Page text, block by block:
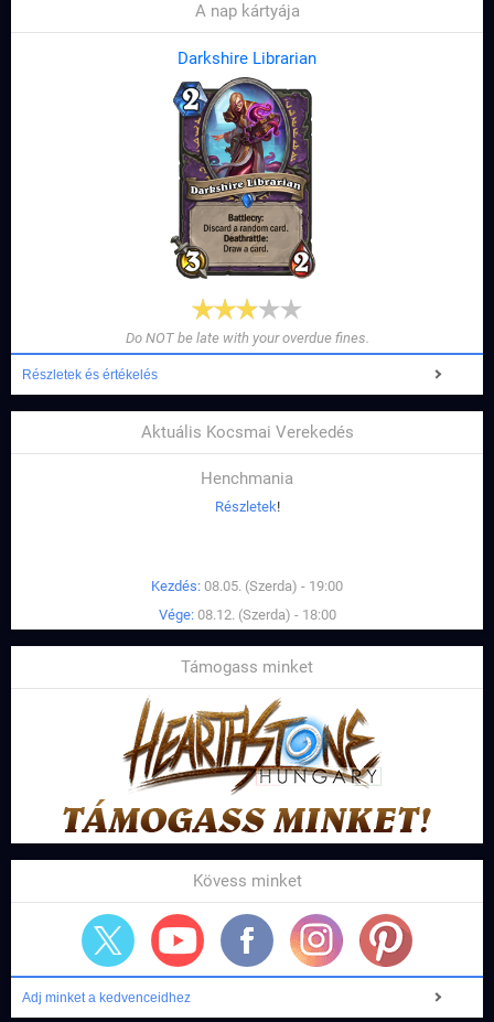
A nap kártyája
Darkshire Librarian
Do NOT be late with your overdue fines.
Részletek és értékelés
Aktuális Kocsmai Verekedés
Henchmania
Részletek!
Kezdés: 08.05. (Szerda) - 19:00
Vége: 08.12. (Szerda) - 18:00
Támogass minket
Kövess minket
Adj minket a kedvenceidhez